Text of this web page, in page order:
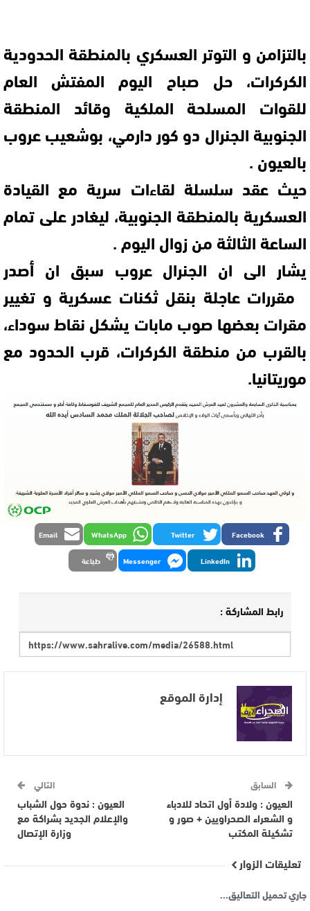
بالتزامن و التوتر العسكري بالمنطقة الحدودية
الكركرات، حل صباح اليوم المفتش العام
للقوات المسلحة الملكية وقائد المنطقة
الجنوبية الجنرال دو كور دارمي، بوشعيب عروب
بالعيون .
حيث عقد سلسلة لقاءات سرية مع القيادة
العسكرية بالمنطقة الجنوبية، ليغادر على تمام
الساعة الثالثة من زوال اليوم .
يشار الى ان الجنرال عروب سبق ان أصدر
مقررات عاجلة بنقل ثكنات عسكرية و تغيير
مقرات بعضها صوب مابات يشكل نقاط سوداء،
بالقرب من منطقة الكركرات، قرب الحدود مع
موريتانيا.
Facebook
Twitter
WhatsApp
Email
LinkedIn
Messenger طباعة
رابط المشاركة :
إدارة الموقع
السابق
العيون : ولادة أول اتحاد للادباء
و الشعراء الصحراويين + صور و
تشكيلة المكتب
التالي
العيون : ندوة حول الشباب
واﻹعلام الجديد بشراكة مع
وزارة اﻹتصال
تعليقات الزوار
جاري تحميل التعاليق...